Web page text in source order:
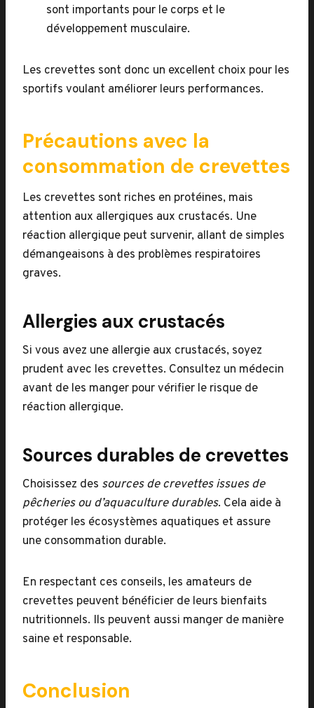
sont importants pour le corps et le
développement musculaire.
Les crevettes sont donc un excellent choix pour les
sportifs voulant améliorer leurs performances.
Précautions avec la
consommation de crevettes
Les crevettes sont riches en protéines, mais
attention aux allergiques aux crustacés. Une
réaction allergique peut survenir, allant de simples
démangeaisons à des problèmes respiratoires
graves.
Allergies aux crustacés
Si vous avez une allergie aux crustacés, soyez
prudent avec les crevettes. Consultez un médecin
avant de les manger pour vérifier le risque de
réaction allergique.
Sources durables de crevettes
Choisissez des sources de crevettes issues de
pêcheries ou d’aquaculture durables. Cela aide à
protéger les écosystèmes aquatiques et assure
une consommation durable.
En respectant ces conseils, les amateurs de
crevettes peuvent bénéficier de leurs bienfaits
nutritionnels. Ils peuvent aussi manger de manière
saine et responsable.
Conclusion